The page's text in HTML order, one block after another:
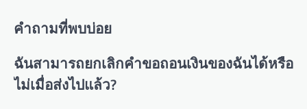
คำถามที่พบบ่อย
ฉันสามารถยกเลิกคำขอถอนเงินของฉันได้หรือ
ไม่เมื่อส่งไปแล้ว?